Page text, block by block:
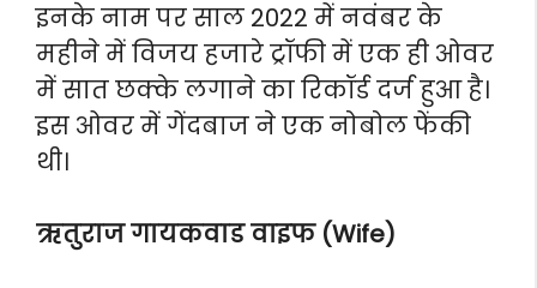
इनके नाम पर साल 2022 में नवंबर के
महीने में विजय हजारे ट्रॉफी में एक ही ओवर
में सात छक्के लगाने का रिकॉर्ड दर्ज हुआ है।
इस ओवर में गेंदबाज ने एक नोबोल फेंकी
थी।
ऋतुराज गायकवाड वाइफ (Wife)